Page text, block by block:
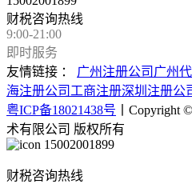
财税咨询热线
9:00-21:00
即时服务
友情链接 ：
广州注册公司 广州
海注册公司 工商注册深圳注册公
粤ICP备18021438号 丨Copyright
术有限公司 版权所有
15002001899
财税咨询热线